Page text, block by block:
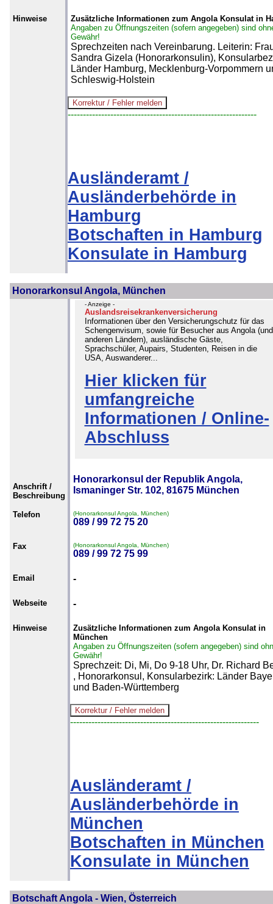
Hinweise
Zusätzliche Informationen zum Angola Konsulat in
Angaben zu Öffnungszeiten (sofern angegeben) sind
Gewähr!
Sprechzeiten nach Vereinbarung. Leiterin:
Sandra Gizela (Honorarkonsulin),
Länder Hamburg, Mecklenburg-Vorpommern
Schleswig-Holstein
--------------------------------------------------------------
Ausländeramt /
Ausländerbehörde in
Hamburg
Botschaften in Hamburg
Konsulate in Hamburg
Honorarkonsul Angola, München
- Anzeige -
Auslandsreisekrankenversicherung
Informationen über den Versicherungschutz für das
Schengenvisum, sowie für Besucher aus Angola (und
anderen Ländern), ausländische Gäste,
Sprachschüler, Aupairs, Studenten, Reisen in die
USA, Auswanderer...
Hier klicken für
umfangreiche
Informationen / Online-
Abschluss
Anschrift /
Beschreibung
Honorarkonsul der Republik Angola,
Ismaninger Str. 102, 81675 München
Telefon (Honorarkonsul Angola, München)
089 / 99 72 75 20
Fax (Honorarkonsul Angola, München)
089 / 99 72 75 99
Email -
Webseite -
Hinweise
Zusätzliche Informationen zum Angola Konsulat in
München
Angaben zu Öffnungszeiten (sofern angegeben) sind
Gewähr!
Sprechzeit: Di, Mi, Do 9-18 Uhr, Dr. Richard
, Honorarkonsul, Konsularbezirk: Länder
und Baden-Württemberg
--------------------------------------------------------------
Ausländeramt /
Ausländerbehörde in
München
Botschaften in München
Konsulate in München
Botschaft Angola - Wien, Österreich